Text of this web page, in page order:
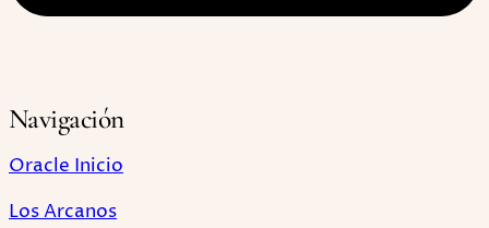
Navigación
Oracle Inicio
Los Arcanos